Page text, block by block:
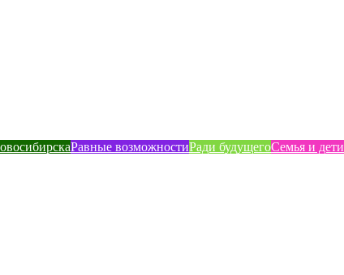
Равные возможностиРади будущегоСемья и дети